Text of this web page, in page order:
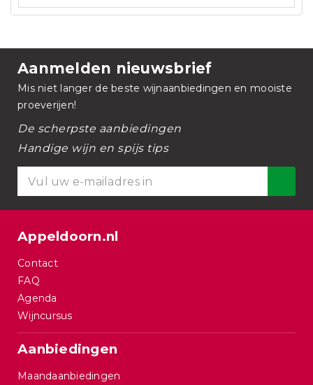
Aanmelden nieuwsbrief
Mis niet langer de beste wijnaanbiedingen en mooiste
proeverijen!
De scherpste aanbiedingen
Handige wijn en spijs tips
Appeldoorn.nl
Contact
FAQ
Agenda
Wijncursus
Aanbiedingen
Maandaanbiedingen